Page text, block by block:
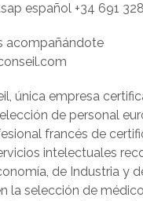
español +34 691
acompañándote
única empresa
de personal
francés de
intelectuales
de Industria y
la selección de